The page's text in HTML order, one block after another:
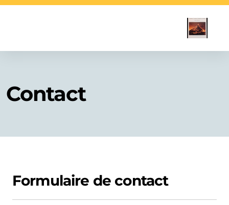
Contact
Formulaire de contact